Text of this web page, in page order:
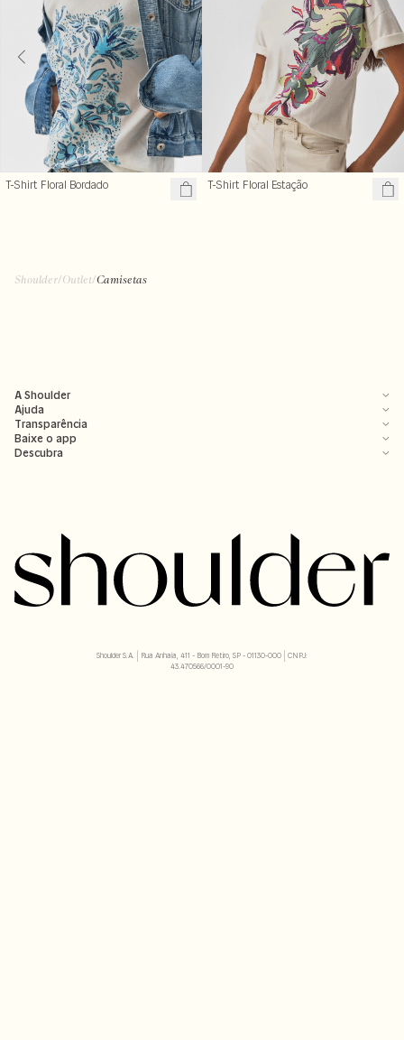
T-Shirt Floral Bordado T-Shirt Floral Estação
Shoulder/Outlet/Camisetas
A Shoulder
Ajuda
Transparência
Baixe o app
Descubra
Shoulder S.A. | Rua Anhaia, 411 - Bom Retiro, SP - 01130-000 | CNPJ:
43.470566/0001-90